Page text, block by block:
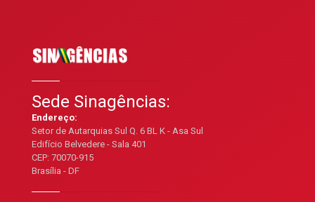
Sede Sinagências:
Endereço:
Setor de Autarquias Sul Q. 6 BL K - Asa Sul
Edifício Belvedere - Sala 401
CEP: 70070-915
Brasília - DF